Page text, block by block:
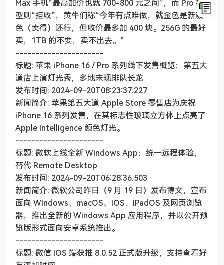
Max 手机“最高加价也就 700-800 元之间”，而 Pro 机
型则“拒收”，黄牛们称“今年有点难做，就金色是新颜
色（卖得）还行，但收价最多加 400 块。256G 的最好
卖，1TB 的不要，卖不出去。”
----------------------
标题: 苹果 iPhone 16 / Pro 系列线下发售概览：第五大
道店上演灯光秀，多地未现排队长龙
发布时间: 2024-09-20T08:23:37.227
新闻简介: 苹果第五大道 Apple Store 零售店为庆祝
iPhone 16 系列发售，在其标志性玻璃立方体上点亮了
Apple Intelligence 颜色灯光。
----------------------
标题: 微软上线全新 Windows App：统一远程体验，
替代 Remote Desktop
发布时间: 2024-09-20T06:28:36.503
新闻简介: 微软公司昨日（9 月 19 日）发布博文，宣布
面向 Windows、macOS、iOS、iPadOS 及网页浏览
器，推出全新的 Windows App 应用程序，并以公开预
览版形式面向安卓系统推出。
----------------------
标题: 微信 iOS 端获推 8.0.52 正式版升级，支持查看好